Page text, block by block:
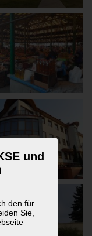
und
den für
Sie,